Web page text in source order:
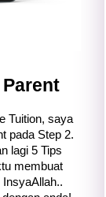
Tuition, saya
pada Step 2.
lagi 5 Tips
membuat